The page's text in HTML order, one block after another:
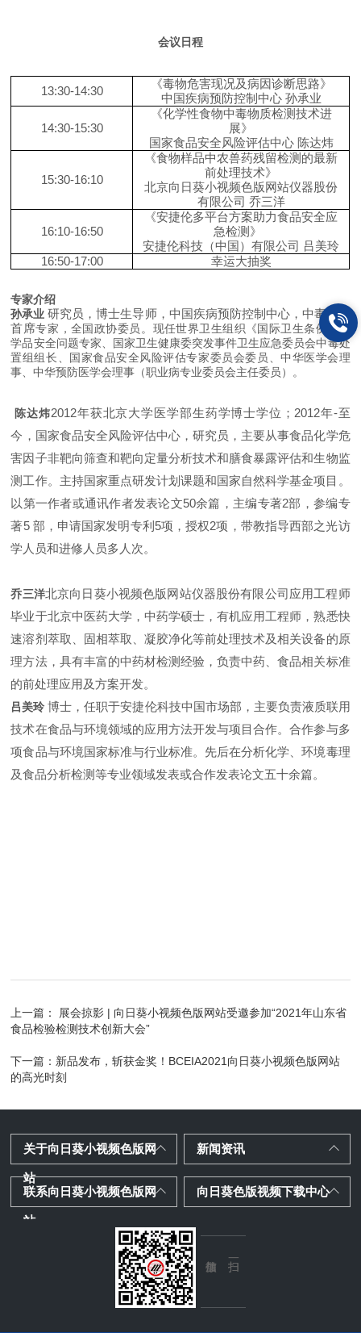
会议日程
13:30-14:30
《毒物危害现况及病因诊断思路》
中国疾病预防控制中心孙承业
14:30-15:30
《化学性食物中毒物质检测技术进
展》
国家食品安全风险评估中心陈达炜
15:30-16:10
《食物样品中农兽药残留检测的最新
前处理技术》
北京向日葵小视频色版网站仪器股份
有限公司 乔三洋
16:10-16:50
《安捷伦多平台方案助力食品安全应
急检测》
安捷伦科技（中国）有限公司 吕美玲
16:50-17:00 幸运大抽奖
专家介绍
孙承业 研究员，博士生导师，中国疾病预防控制中心，中毒控制
首席专家，全国政协委员。现任世界卫生组织《国际卫生条例》化
学品安全问题专家、国家卫生健康委突发事件卫生应急委员会中毒处
置组组长、国家食品安全风险评估专家委员会委员、中华医学会理
事、中华预防医学会理事（职业病专业委员会主任委员）。
陈达炜2012年获北京大学医学部生药学博士学位； 2012年-至
今，国家食品安全风险评估中心，研究员，主要从事食品化学危
害因子非靶向筛查和靶向定量分析技术和膳食暴露评估和生物监
测工作。主持国家重点研发计划课题和国家自然科学基金项目。
以第一作者或通讯作者发表论文50余篇，主编专著2部，参编专
著5 部，申请国家发明专利 5项，授权2项，带教指导西部之光访
学人员和进修人员多人次。
乔三洋北京向日葵小视频色版网站仪器股份有限公司应用工程师
毕业于北京中医药大学，中药学硕士，有机应用工程师，熟悉快
速溶剂萃取、固相萃取、凝胶净化等前处理技术及相关设备的原
理方法，具有丰富的中药材检测经验，负责中药、食品相关标准
的前处理应用及方案开发。
吕美玲 博士，任职于安捷伦科技中国市场部，主要负责液质联用
技术在食品与环境领域的应用方法开发与项目合作。合作参与多
项食品与环境国家标准与行业标准。先后在分析化学、环境毒理
及食品分析检测等专业领域发表或合作发表论文五十余篇。
上一篇：
展会掠影 | 向日葵小视频色版网站受邀参加“2021年山东省
食品检验检测技术创新大会”
下一篇： 新品发布，斩获金奖！BCEIA2021向日葵小视频色版网站
的高光时刻
关于向日葵小视频色版网
站
新闻资讯
联系向日葵小视频色版网
站
向日葵色版视频下载中心